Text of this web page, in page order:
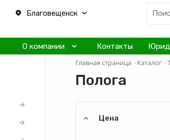
Благовещенск
О компании Контакты
Главная страница · Каталог ·
Полога
Цена